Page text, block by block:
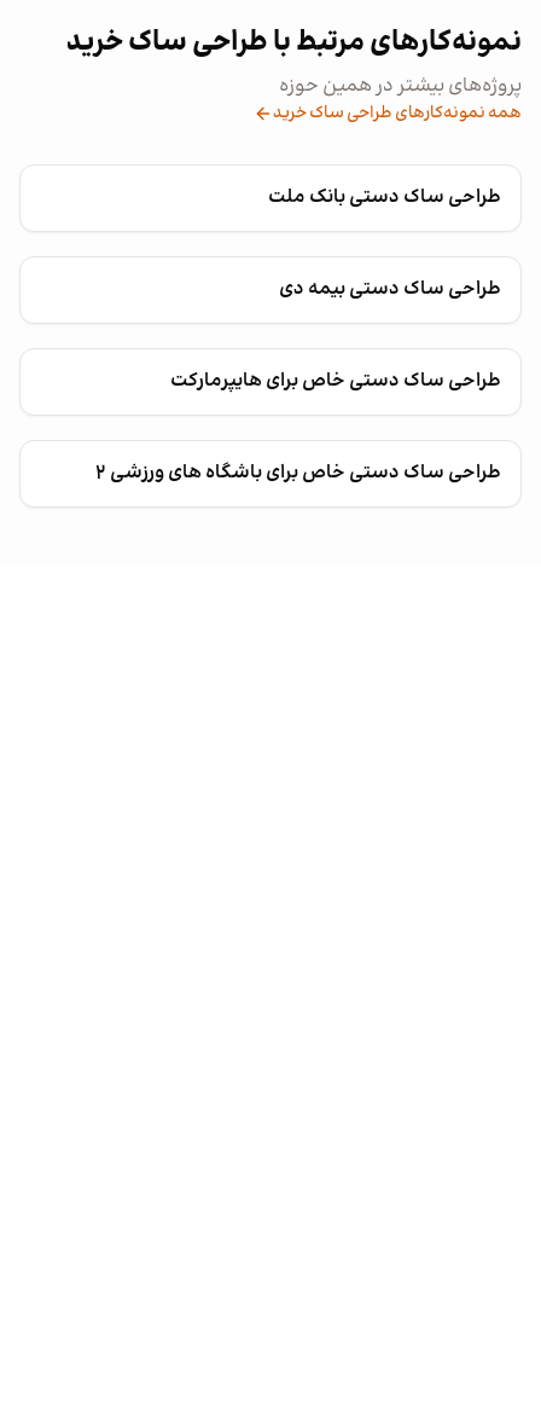
نمونه‌کارهای مرتبط با طراحی ساک خرید
پروژه‌های بیشتر در همین حوزه
همه نمونه‌کارهای طراحی ساک خرید
طراحی ساک دستی بانک ملت
طراحی ساک دستی بیمه دی
طراحی ساک دستی خاص برای هایپرمارکت
طراحی ساک دستی خاص برای باشگاه های ورزشی ۲